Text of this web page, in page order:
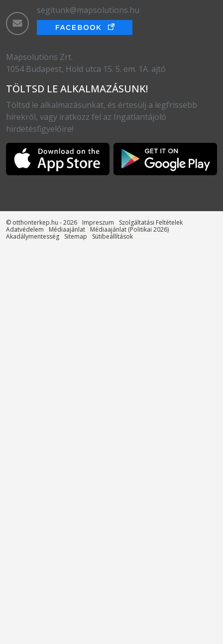
segitunk@mapsolutions.hu
Mapsolutions Zrt.
1054 Budapest, Hold utca 15. 5. em. 1A. ajtó
TÖLTSD LE ALKALMAZÁSUNK!
Töltsd le alkalmazásunkat, és értesülj a legfrissebb
hírekről, vagy iratkozz fel az Ingatlantájoló
hirdetésfigyelőire!
© otthonterkep.hu - 2026 Impreszum
Szolgáltatási Feltételek
Adatvédelem
Médiaajánlat
Médiaajánlat (Politikai 2026)
Akadálymentesség
Sitemap Sütibeállítások